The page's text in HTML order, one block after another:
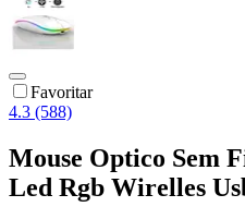
Favoritar
4.3 (588)
Mouse Optico Sem
Led Rgb Wirelles